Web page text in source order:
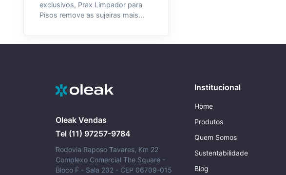
exclusivos, Prax Limpador para
Pisos remove as sujeiras mais
com todos os pisos, inclusive
Oleak Vendas
Tel (11) 97257-9784
Rodovia Raposo Tavares, Km 22
Complexo Comercial The Square -
Bloco F - Sala 202 - CEP 06709-015
Institucional
Home
Produtos
Quem Somos
Sustentabilidade
Blog